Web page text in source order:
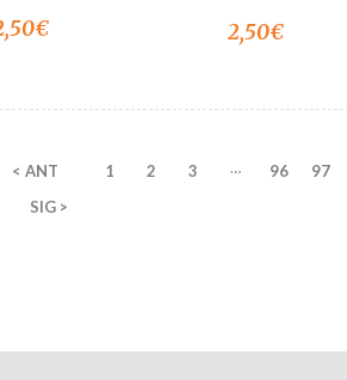
€ 2,50€
< ANT 1 2 3 … 96 97
SIG >